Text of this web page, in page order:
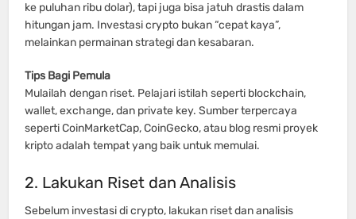
ke puluhan ribu dolar), tapi juga bisa jatuh drastis dalam
hitungan jam. Investasi crypto bukan “cepat kaya”,
melainkan permainan strategi dan kesabaran.
Tips Bagi Pemula
Mulailah dengan riset. Pelajari istilah seperti blockchain,
wallet, exchange, dan private key. Sumber terpercaya
seperti CoinMarketCap, CoinGecko, atau blog resmi proyek
kripto adalah tempat yang baik untuk memulai.
2. Lakukan Riset dan Analisis
Sebelum investasi di crypto, lakukan riset dan analisis